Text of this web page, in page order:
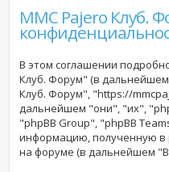
MMC Pajero Клуб.
В этом соглашении
Клуб. Форум" (в
Клуб. Форум", "https://
дальнейшем "они", "их",
"phpBB Group", "phpBB
информацию, полученную в
на форуме (в дальнейшем